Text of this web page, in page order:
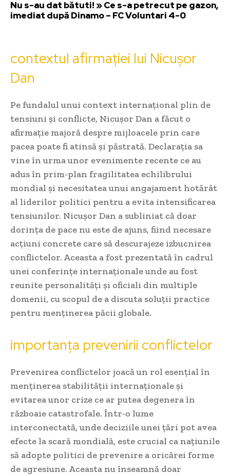
Nu s-au dat bătuti! » Ce s-a petrecut pe gazon,
imediat după Dinamo – FC Voluntari 4-0
contextul afirmației lui Nicușor
Dan
Pe fundalul unui context internațional plin de
tensiuni și conflicte, Nicușor Dan a făcut o
afirmație majoră despre mijloacele prin care
pacea poate fi atinsă și păstrată. Declarația sa
vine în urma unor evenimente recente ce au
adus în prim-plan fragilitatea echilibrului
mondial și necesitatea unui angajament hotărât
al liderilor politici pentru a evita intensificarea
tensiunilor. Nicușor Dan a subliniat că doar
dorința de pace nu este de ajuns, fiind necesare
acțiuni concrete care să descurajeze izbucnirea
conflictelor. Aceasta a fost prezentată în cadrul
unei conferințe internaționale unde au fost
reunite personalități și oficiali din multiple
domenii, cu scopul de a discuta soluții practice
pentru menținerea păcii globale.
importanța prevenirii conflictelor
Prevenirea conflictelor joacă un rol esențial în
menținerea stabilității internaționale și
evitarea unor crize ce ar putea degenera în
războaie catastrofale. Într-o lume
interconectată, unde deciziile unei țări pot avea
efecte la scară mondială, este crucial ca națiunile
să adopte politici de prevenire a oricărei forme
de agresiune. Aceasta nu înseamnă doar